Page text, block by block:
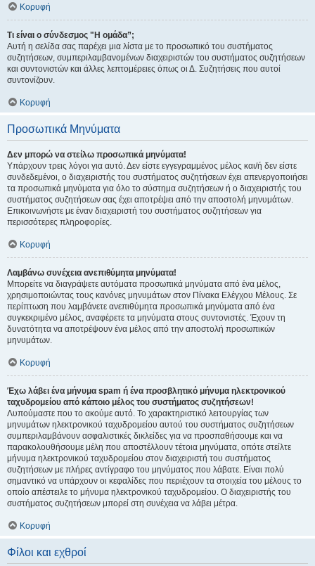
Κορυφή
Τι είναι ο σύνδεσμος "Η ομάδα”;
Αυτή η σελίδα σας παρέχει μια λίστα με το προσωπικό του συστήματος
συζητήσεων, συμπεριλαμβανομένων διαχειριστών του συστήματος συζητήσεων
και συντονιστών και άλλες λεπτομέρειες όπως οι Δ. Συζητήσεις που αυτοί
συντονίζουν.
Κορυφή
Προσωπικά Μηνύματα
Δεν μπορώ να στείλω προσωπικά μηνύματα!
Υπάρχουν τρεις λόγοι για αυτό. Δεν είστε εγγεγραμμένος μέλος και/ή δεν είστε
συνδεδεμένοι, ο διαχειριστής του συστήματος συζητήσεων έχει απενεργοποιήσει
τα προσωπικά μηνύματα για όλο το σύστημα συζητήσεων ή ο διαχειριστής του
συστήματος συζητήσεων σας έχει αποτρέψει από την αποστολή μηνυμάτων.
Επικοινωνήστε με έναν διαχειριστή του συστήματος συζητήσεων για
περισσότερες πληροφορίες.
Κορυφή
Λαμβάνω συνέχεια ανεπιθύμητα μηνύματα!
Μπορείτε να διαγράψετε αυτόματα προσωπικά μηνύματα από ένα μέλος,
χρησιμοποιώντας τους κανόνες μηνυμάτων στον Πίνακα Ελέγχου Μέλους. Σε
περίπτωση που λαμβάνετε ανεπιθύμητα προσωπικά μηνύματα από ένα
συγκεκριμένο μέλος, αναφέρετε τα μηνύματα στους συντονιστές. Έχουν τη
δυνατότητα να αποτρέψουν ένα μέλος από την αποστολή προσωπικών
μηνυμάτων.
Κορυφή
Έχω λάβει ένα μήνυμα spam ή ένα προσβλητικό μήνυμα ηλεκτρονικού
ταχυδρομείου από κάποιο μέλος του συστήματος συζητήσεων!
Λυπούμαστε που το ακούμε αυτό. Το χαρακτηριστικό λειτουργίας των
μηνυμάτων ηλεκτρονικού ταχυδρομείου αυτού του συστήματος συζητήσεων
συμπεριλαμβάνουν ασφαλιστικές δικλείδες για να προσπαθήσουμε και να
παρακολουθήσουμε μέλη που αποστέλλουν τέτοια μηνύματα, οπότε στείλτε
μήνυμα ηλεκτρονικού ταχυδρομείου στον διαχειριστή του συστήματος
συζητήσεων με πλήρες αντίγραφο του μηνύματος που λάβατε. Είναι πολύ
σημαντικό να υπάρχουν οι κεφαλίδες που περιέχουν τα στοιχεία του μέλους το
οποίο απέστειλε το μήνυμα ηλεκτρονικού ταχυδρομείου. Ο διαχειριστής του
συστήματος συζητήσεων μπορεί στη συνέχεια να λάβει μέτρα.
Κορυφή
Φίλοι και εχθροί